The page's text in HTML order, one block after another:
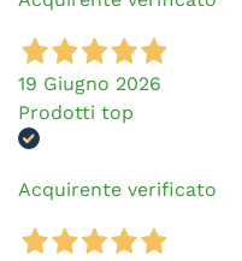
19 Giugno 2026
Prodotti top
Acquirente verificato